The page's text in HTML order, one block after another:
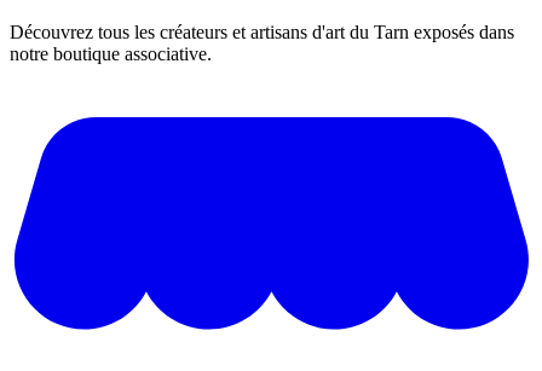
Découvrez tous les créateurs et artisans d'art du Tarn exposés dans
notre boutique associative.